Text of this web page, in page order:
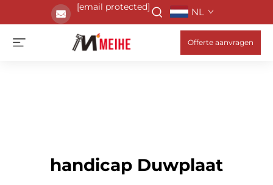
[email protected] NL
Offerte aanvragen
handicap Duwplaat